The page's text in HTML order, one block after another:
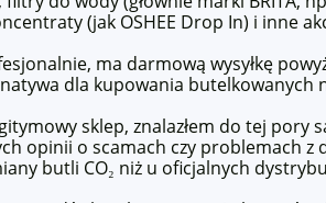
(jak OSHEE Drop In) i inne
ma darmową wysyłkę
dla kupowania butelkowanych
sklep, znalazłem do tej
opinii o scamach czy problemach z
butli CO₂ niż u oficjalnych